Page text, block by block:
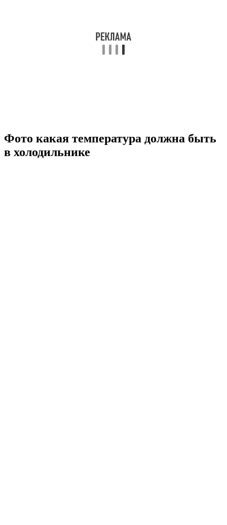
Фото какая температура должна быть
в холодильнике